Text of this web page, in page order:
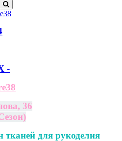
-
36
тканей для рукоделия